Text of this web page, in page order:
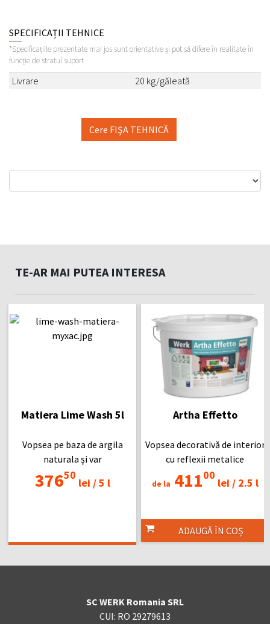
SPECIFICAȚII TEHNICE
*Specificațiile prezentate mai jos sunt orientative și pot să difere în realitate în
funcție de stratul suport
Livrare 20 kg/găleată
Cere FIŞA TEHNICĂ
TE-AR MAI PUTEA INTERESA
Matiera Lime Wash 5l
Vopsea pe baza de argila
naturala și var
37650
lei /5 l
Artha Effetto
Vopsea decorativă de interior
cu reflexii metalice
de la 41100
lei /2.5 l
ADAUGĂ ÎN COȘ
SC WERK Romania SRL
CUI: RO 29279613